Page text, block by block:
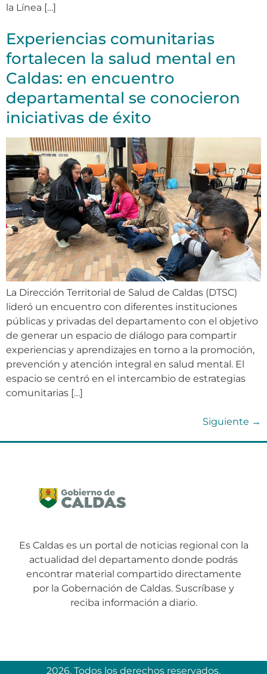
la Línea […]
Experiencias comunitarias
fortalecen la salud mental en
Caldas: en encuentro
departamental se conocieron
iniciativas de éxito
La Dirección Territorial de Salud de Caldas (DTSC)
lideró un encuentro con diferentes instituciones
públicas y privadas del departamento con el objetivo
de generar un espacio de diálogo para compartir
experiencias y aprendizajes en torno a la promoción,
prevención y atención integral en salud mental. El
espacio se centró en el intercambio de estrategias
comunitarias […]
Siguiente →
Es Caldas es un portal de noticias regional con la
actualidad del departamento donde podrás
encontrar material compartido directamente
por la Gobernación de Caldas. Suscríbase y
reciba información a diario.
2026. Todos los derechos reservados.